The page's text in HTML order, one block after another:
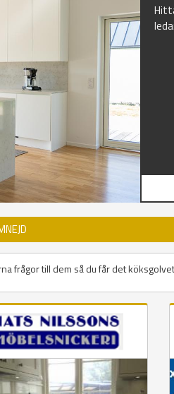
frågor till dem så du får det